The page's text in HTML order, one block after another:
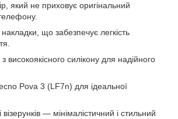
який не приховує оригінальний
що забезпечує легкість
високоякісного силікону для надійного
Pova 3 (LF7n) для ідеальної
— мінімалістичний і стильний